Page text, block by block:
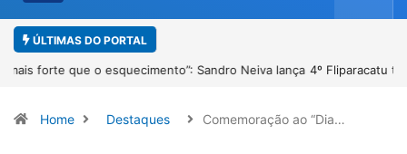
ÚLTIMAS DO PORTAL
4º Fliparacatu tem inscrições abertas para o Prêmio de Redação e
Home Destaques Comemoração ao “Dia…